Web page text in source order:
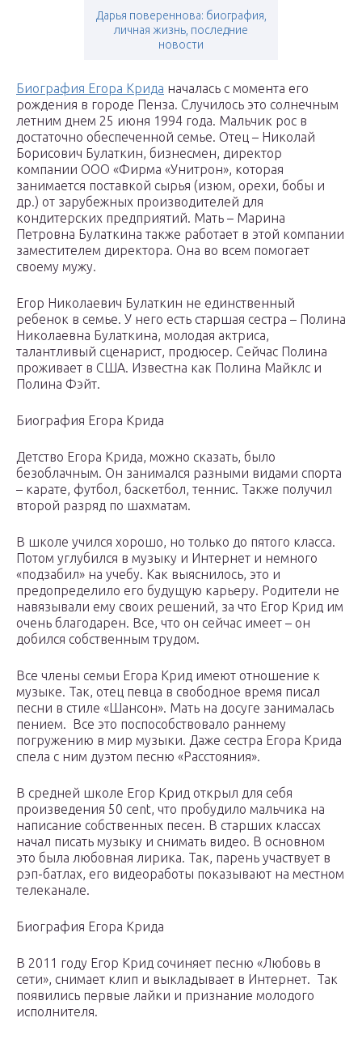
Дарья повереннова: биография,
личная жизнь, последние
новости
Биография Егора Крида началась с момента его
рождения в городе Пенза. Случилось это солнечным
летним днем 25 июня 1994 года. Мальчик рос в
достаточно обеспеченной семье. Отец – Николай
Борисович Булаткин, бизнесмен, директор
компании ООО «Фирма «Унитрон», которая
занимается поставкой сырья (изюм, орехи, бобы и
др.) от зарубежных производителей для
кондитерских предприятий. Мать – Марина
Петровна Булаткина также работает в этой компании
заместителем директора. Она во всем помогает
своему мужу.
Егор Николаевич Булаткин не единственный
ребенок в семье. У него есть старшая сестра – Полина
Николаевна Булаткина, молодая актриса,
талантливый сценарист, продюсер. Сейчас Полина
проживает в США. Известна как Полина Майклс и
Полина Фэйт.
Биография Егора Крида
Детство Егора Крида, можно сказать, было
безоблачным. Он занимался разными видами спорта
– карате, футбол, баскетбол, теннис. Также получил
второй разряд по шахматам.
В школе учился хорошо, но только до пятого класса.
Потом углубился в музыку и Интернет и немного
«подзабил» на учебу. Как выяснилось, это и
предопределило его будущую карьеру. Родители не
навязывали ему своих решений, за что Егор Крид им
очень благодарен. Все, что он сейчас имеет – он
добился собственным трудом.
Все члены семьи Егора Крид имеют отношение к
музыке. Так, отец певца в свободное время писал
песни в стиле «Шансон». Мать на досуге занималась
пением. Все это поспособствовало раннему
погружению в мир музыки. Даже сестра Егора Крида
спела с ним дуэтом песню «Расстояния».
В средней школе Егор Крид открыл для себя
произведения 50 cent, что пробудило мальчика на
написание собственных песен. В старших классах
начал писать музыку и снимать видео. В основном
это была любовная лирика. Так, парень участвует в
рэп-батлах, его видеоработы показывают на местном
телеканале.
Биография Егора Крида
В 2011 году Егор Крид сочиняет песню «Любовь в
сети», снимает клип и выкладывает в Интернет. Так
появились первые лайки и признание молодого
исполнителя.